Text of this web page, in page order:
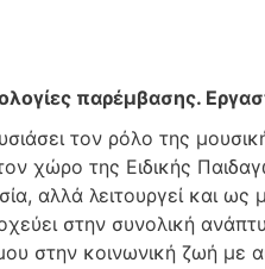
παρέμβασης.
τον ρόλο της
χώρο της Ειδικής
αλλά λειτουργεί και
στην συνολική
στην κοινωνική ζωή με